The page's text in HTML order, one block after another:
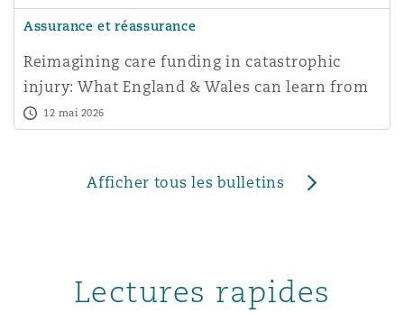
Assurance et réassurance
Reimagining care funding in catastrophic
injury: What England & Wales can learn from
Australia - and
12 mai 2026
Afficher tous les bulletins
Lectures rapides